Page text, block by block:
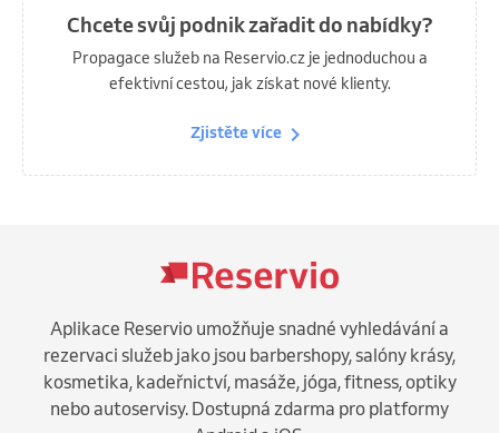
Chcete svůj podnik zařadit do nabídky?
Propagace služeb na Reservio.cz je jednoduchou a
efektivní cestou, jak získat nové klienty.
Zjistěte více
Aplikace Reservio umožňuje snadné vyhledávání a
rezervaci služeb jako jsou barbershopy, salóny krásy,
kosmetika, kadeřnictví, masáže, jóga, fitness, optiky
nebo autoservisy. Dostupná zdarma pro platformy